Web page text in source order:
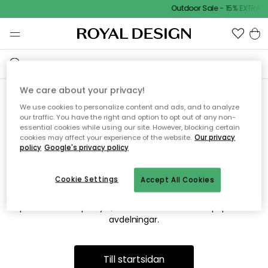
Outdoor Sale - 15% EXTRA
Vi hittar tyvärr inte sidan du
söker
Detta kan bero på att sidan inte längre finns eller att den har
flyttats. Vi ber om ursäkt för besväret. I menyn ovan kan du
prova att söka på nytt, eller besöka en av våra populära
avdelningar.
Till startsidan
We care about your privacy!
We use cookies to personalize content and ads, and to analyze
our traffic. You have the right and option to opt out of any non-
essential cookies while using our site. However, blocking certain
cookies may affect your experience of the website. Our privacy
policy Google's privacy policy
Accept All Cookies
Cookie Settings